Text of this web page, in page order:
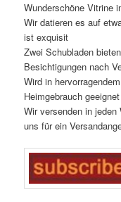
Wunderschöne Vitrine
Wir datieren es auf
ist exquisit
Zwei Schubladen
Besichtigungen nach
Wird in
Heimgebrauch geeignet
Wir versenden in
uns für ein